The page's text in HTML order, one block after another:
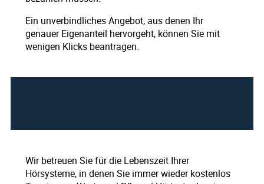
Ein unverbindliches Angebot, aus denen Ihr
genauer Eigenanteil hervorgeht, können Sie mit
wenigen Klicks beantragen.
Wir betreuen Sie für die Lebenszeit Ihrer
Hörsysteme, in denen Sie immer wieder kostenlos